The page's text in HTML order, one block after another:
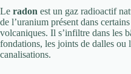
Le radon est un gaz radioactif
de l’uranium présent dans
volcaniques. Il s’infiltre dans les
fondations, les joints de dalles ou
canalisations.